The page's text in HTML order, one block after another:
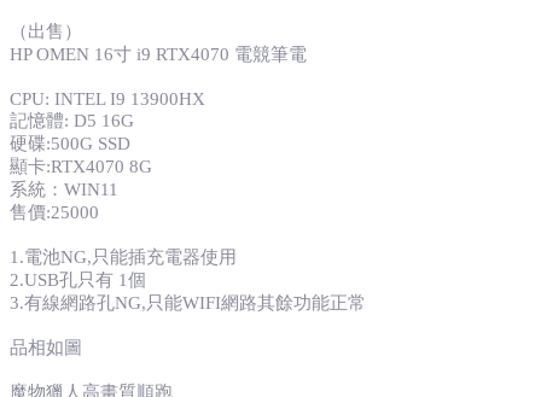
（出售）
HP OMEN 16寸 i9 RTX4070 電競筆電
CPU: INTEL I9 13900HX
記憶體: D5 16G
硬碟:500G SSD
顯卡:RTX4070 8G
系統：WIN11
售價:25000
1.電池NG,只能插充電器使用
2.USB孔只有 1個
3.有線網路孔NG,只能WIFI網路其餘功能正常
品相如圖
魔物獵人高畫質順跑